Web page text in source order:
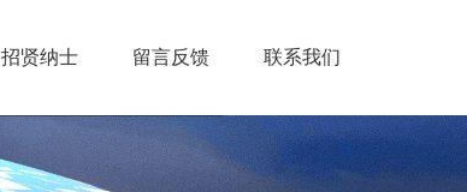
招贤纳士 留言反馈 联系我们